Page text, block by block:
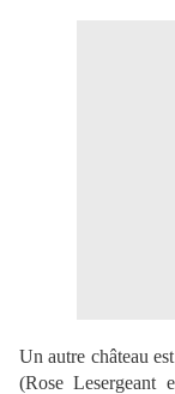
Un autre château
(Rose Lesergeant